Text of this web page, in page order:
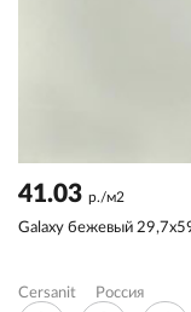
41.03 р./м2
Galaxy бежевый
Cersanit Россия